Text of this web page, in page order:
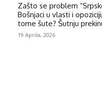
Zašto se problem
Bošnjaci u vlasti i
tome šute? Šutnju
19 Aprila, 2026